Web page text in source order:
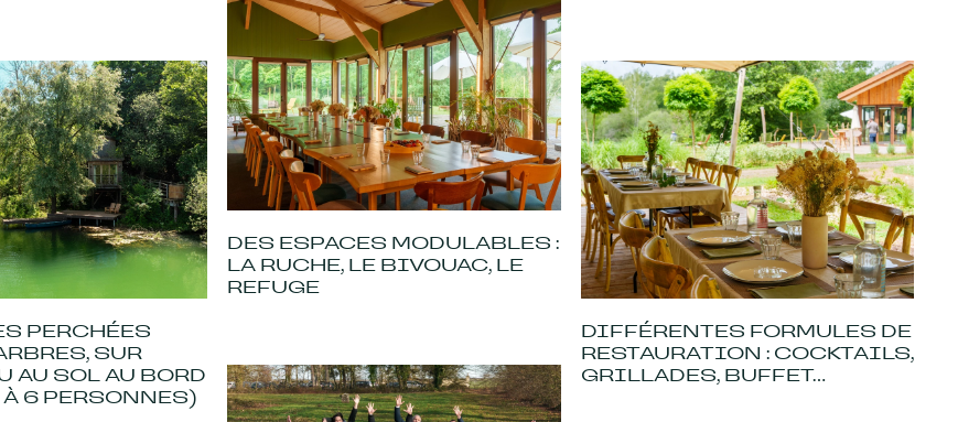
PERCHÉES
SUR
AU SOL AU BORD
À 6 PERSONNES)
DES ESPACES MODULABLES :
LA RUCHE, LE BIVOUAC, LE
REFUGE
DIFFÉRENTES FORMULES DE
RESTAURATION : COCKTAILS,
GRILLADES, BUFFET...